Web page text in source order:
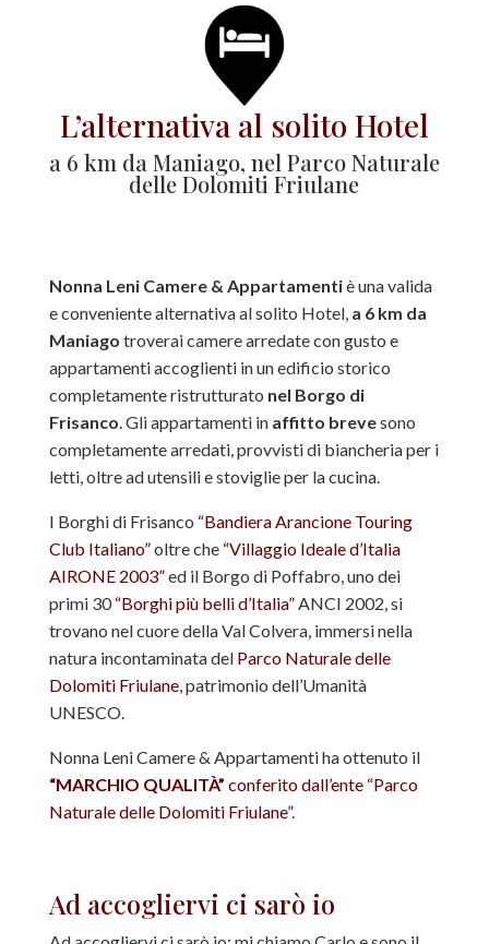
L’alternativa al solito Hotel
a 6 km da Maniago, nel Parco Naturale
delle Dolomiti Friulane
Nonna Leni Camere & Appartamentiè una valida
e conveniente alternativa al solito Hotel, a 6 km da
Maniago troverai camere arredate con gusto e
appartamenti accoglienti in un edificio storico
completamente ristrutturato nel Borgo di
Frisanco. Gli appartamenti in affitto brevesono
completamente arredati, provvisti di biancheria per i
letti, oltre ad utensili e stoviglie per la cucina.
I Borghi di Frisanco “Bandiera Arancione Touring
Club Italiano”oltre che “Villaggio Ideale d’Italia
AIRONE 2003”ed il Borgo di Poffabro, uno dei
primi 30“Borghi più belli d’Italia”ANCI 2002, si
trovano nel cuore della Val Colvera, immersi nella
natura incontaminata del Parco Naturale delle
Dolomiti Friulane, patrimonio dell’Umanità
UNESCO.
Nonna Leni Camere & Appartamenti ha ottenuto il
“MARCHIO QUALITÀ” conferito dall’ente “Parco
Naturale delle Dolomiti Friulane”.
Ad accogliervi ci sarò io